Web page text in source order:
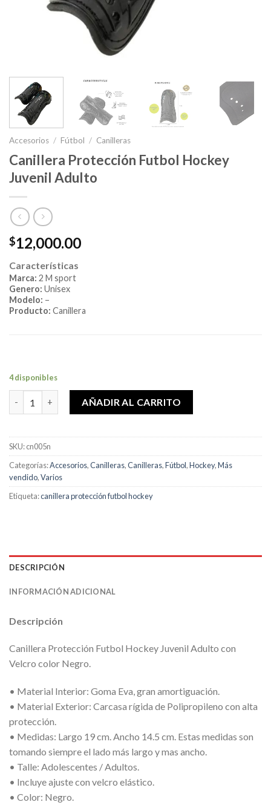
Accesorios / Fútbol / Canilleras
Canillera Protección Futbol Hockey
Juvenil Adulto
$12,000.00
Características
Marca: 2 M sport
Genero: Unisex
Modelo: –
Producto: Canillera
4 disponibles
Canillera Protección Futbol Hockey Juvenil Adulto cantidad
AÑADIR AL CARRITO
SKU:cn005n
Categorías:Accesorios,Canilleras,Canilleras,Fútbol,Hockey,Más
vendido,Varios
Etiqueta:canillera protección futbol hockey
DESCRIPCIÓN
INFORMACIÓN ADICIONAL
Descripción
Canillera Protección Futbol Hockey Juvenil Adulto con
Velcro color Negro.
• Material Interior: Goma Eva, gran amortiguación.
• Material Exterior: Carcasa rígida de Polipropileno con alta
protección.
• Medidas: Largo 19 cm. Ancho 14.5 cm. Estas medidas son
tomando siempre el lado más largo y mas ancho.
• Talle: Adolescentes / Adultos.
• Incluye ajuste con velcro elástico.
• Color: Negro.